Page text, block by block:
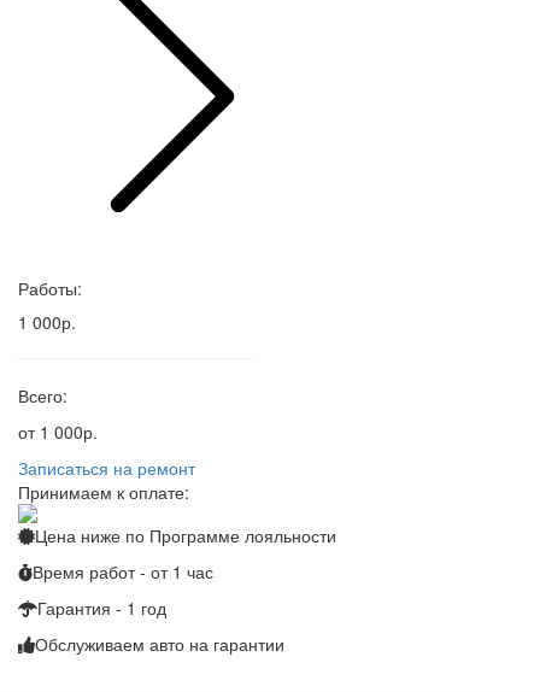
Работы:
1 000р.
Всего:
от 1 000р.
Записаться на ремонт
Принимаем к оплате:
Цена ниже по Программе лояльности
Время работ - от 1 час
Гарантия - 1 год
Обслуживаем авто на гарантии